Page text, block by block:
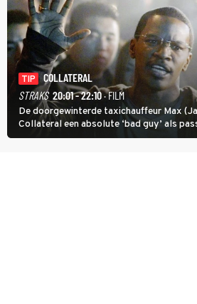
TIP
COLLATERAL
STRAKS 20:01 - 22:10· FILM
De doorgewinterde taxichauffeur Max
Collateral een absolute ‘bad guy’ als
Cruise) heeft hem nodig om hem de stad